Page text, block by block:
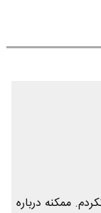
ممکنه درباره